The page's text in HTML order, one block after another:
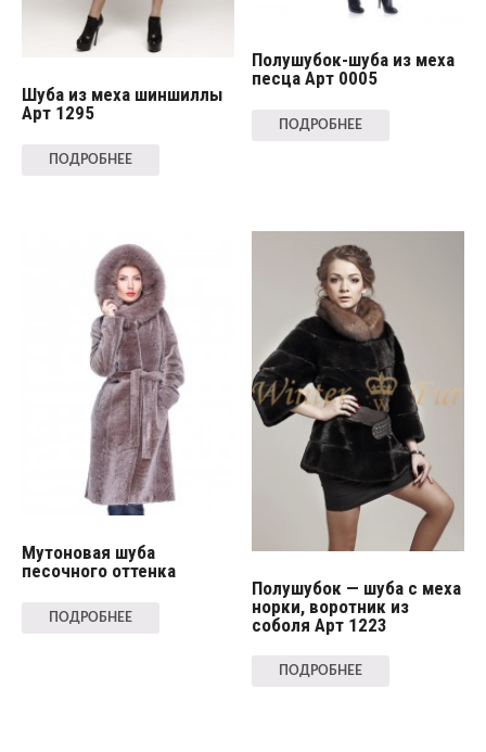
Шуба из меха шиншиллы
Арт 1295
ПОДРОБНЕЕ
Полушубок-шуба из меха
песца Арт 0005
ПОДРОБНЕЕ
Мутоновая шуба
песочного оттенка
ПОДРОБНЕЕ
Полушубок — шуба с меха
норки, воротник из
соболя Арт 1223
ПОДРОБНЕЕ